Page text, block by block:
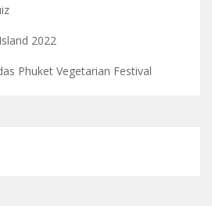
2022
Phuket Vegetarian Festival